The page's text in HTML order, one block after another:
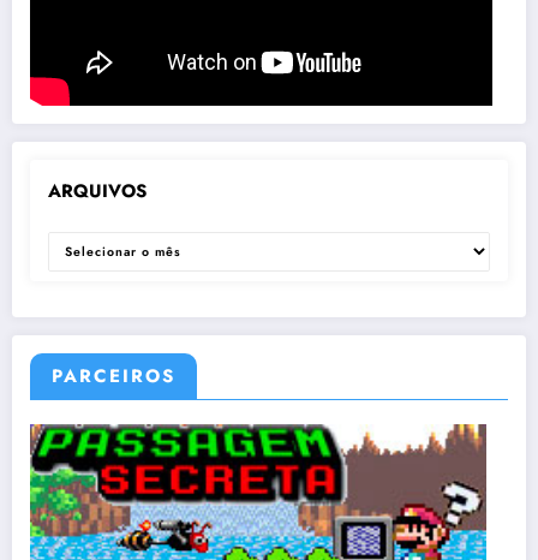
ARQUIVOS
ARQUIVOS
PARCEIROS